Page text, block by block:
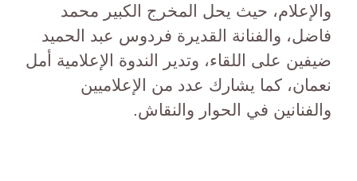
والإعلام، حيث يحل المخرج الكبير محمد
فاضل، والفنانة القديرة فردوس عبد الحميد
ضيفين على اللقاء، وتدير الندوة الإعلامية أمل
نعمان، كما يشارك عدد من الإعلاميين
والفنانين في الحوار والنقاش.